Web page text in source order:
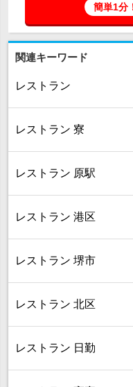
簡単1分
関連キーワード
レストラン
レストラン 寮
レストラン 原駅
レストラン 港区
レストラン 堺市
レストラン 北区
レストラン 日勤